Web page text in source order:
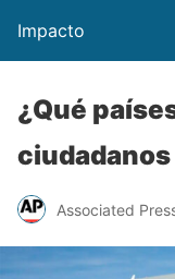
Impacto
¿Qué
ciudadanos
Associated